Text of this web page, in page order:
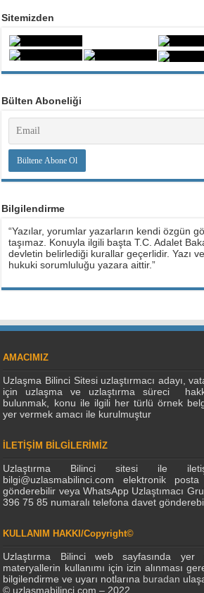
Sitemizden
Bülten Aboneliği
Bilgilendirme
“Yazılar, yorumlar yazarların kendi özgün
taşımaz. Konuyla ilgili başta T.C. Adalet
devletin belirlediği kurallar geçerlidir. Yazı
hukuki sorumluluğu yazara aittir.”
AMACIMIZ
Uzlaşma Bilinci Sitesi uzlaştırmacı adayı,
için uzlaşma ve uzlaştırma süreci
bulunmak, konu ile ilgili her türlü örnek
yer vermek amacı ile kurulmuştur
İLETİŞİM BİLGİLERİMİZ
Uzlaştırma Bilinci sitesi ile
bilgi@uzlasmabilinci.com elektronik
gönderebilir veya WhatsApp Uzlaştımacı
396 75 85 numaralı telefona davet
KULLANIM HAKKI/Copyright©
Uzlaştırma Bilinci web sayfasında
materyallerin kullanımı için izin alınması
bilgilendirme ve uyarı notlarına buradan
© uzlasmabilinci.com – 2022